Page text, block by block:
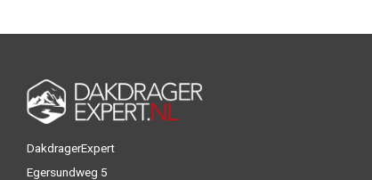
DakdragerExpert
Egersundweg 5